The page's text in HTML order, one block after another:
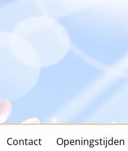
Contact Openingstijden